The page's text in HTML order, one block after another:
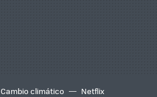
Cambio climático Netflix